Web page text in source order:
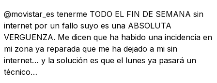
@movistar_es tenerme TODO EL FIN DE SEMANA sin
internet por un fallo suyo es una ABSOLUTA
VERGUENZA. Me dicen que ha habido una incidencia en
mi zona ya reparada que me ha dejado a mi sin
internet… y la solución es que el lunes ya pasará un
técnico…